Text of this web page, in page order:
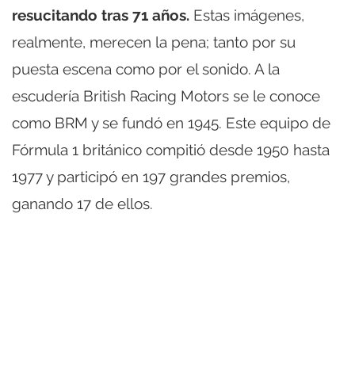
resucitando tras 71 años. Estas imágenes,
realmente, merecen la pena; tanto por su
puesta escena como por el sonido. A la
escudería British Racing Motors se le conoce
como BRM y se fundó en 1945. Este equipo de
Fórmula 1 británico compitió desde 1950 hasta
1977 y participó en 197 grandes premios,
ganando 17 de ellos.